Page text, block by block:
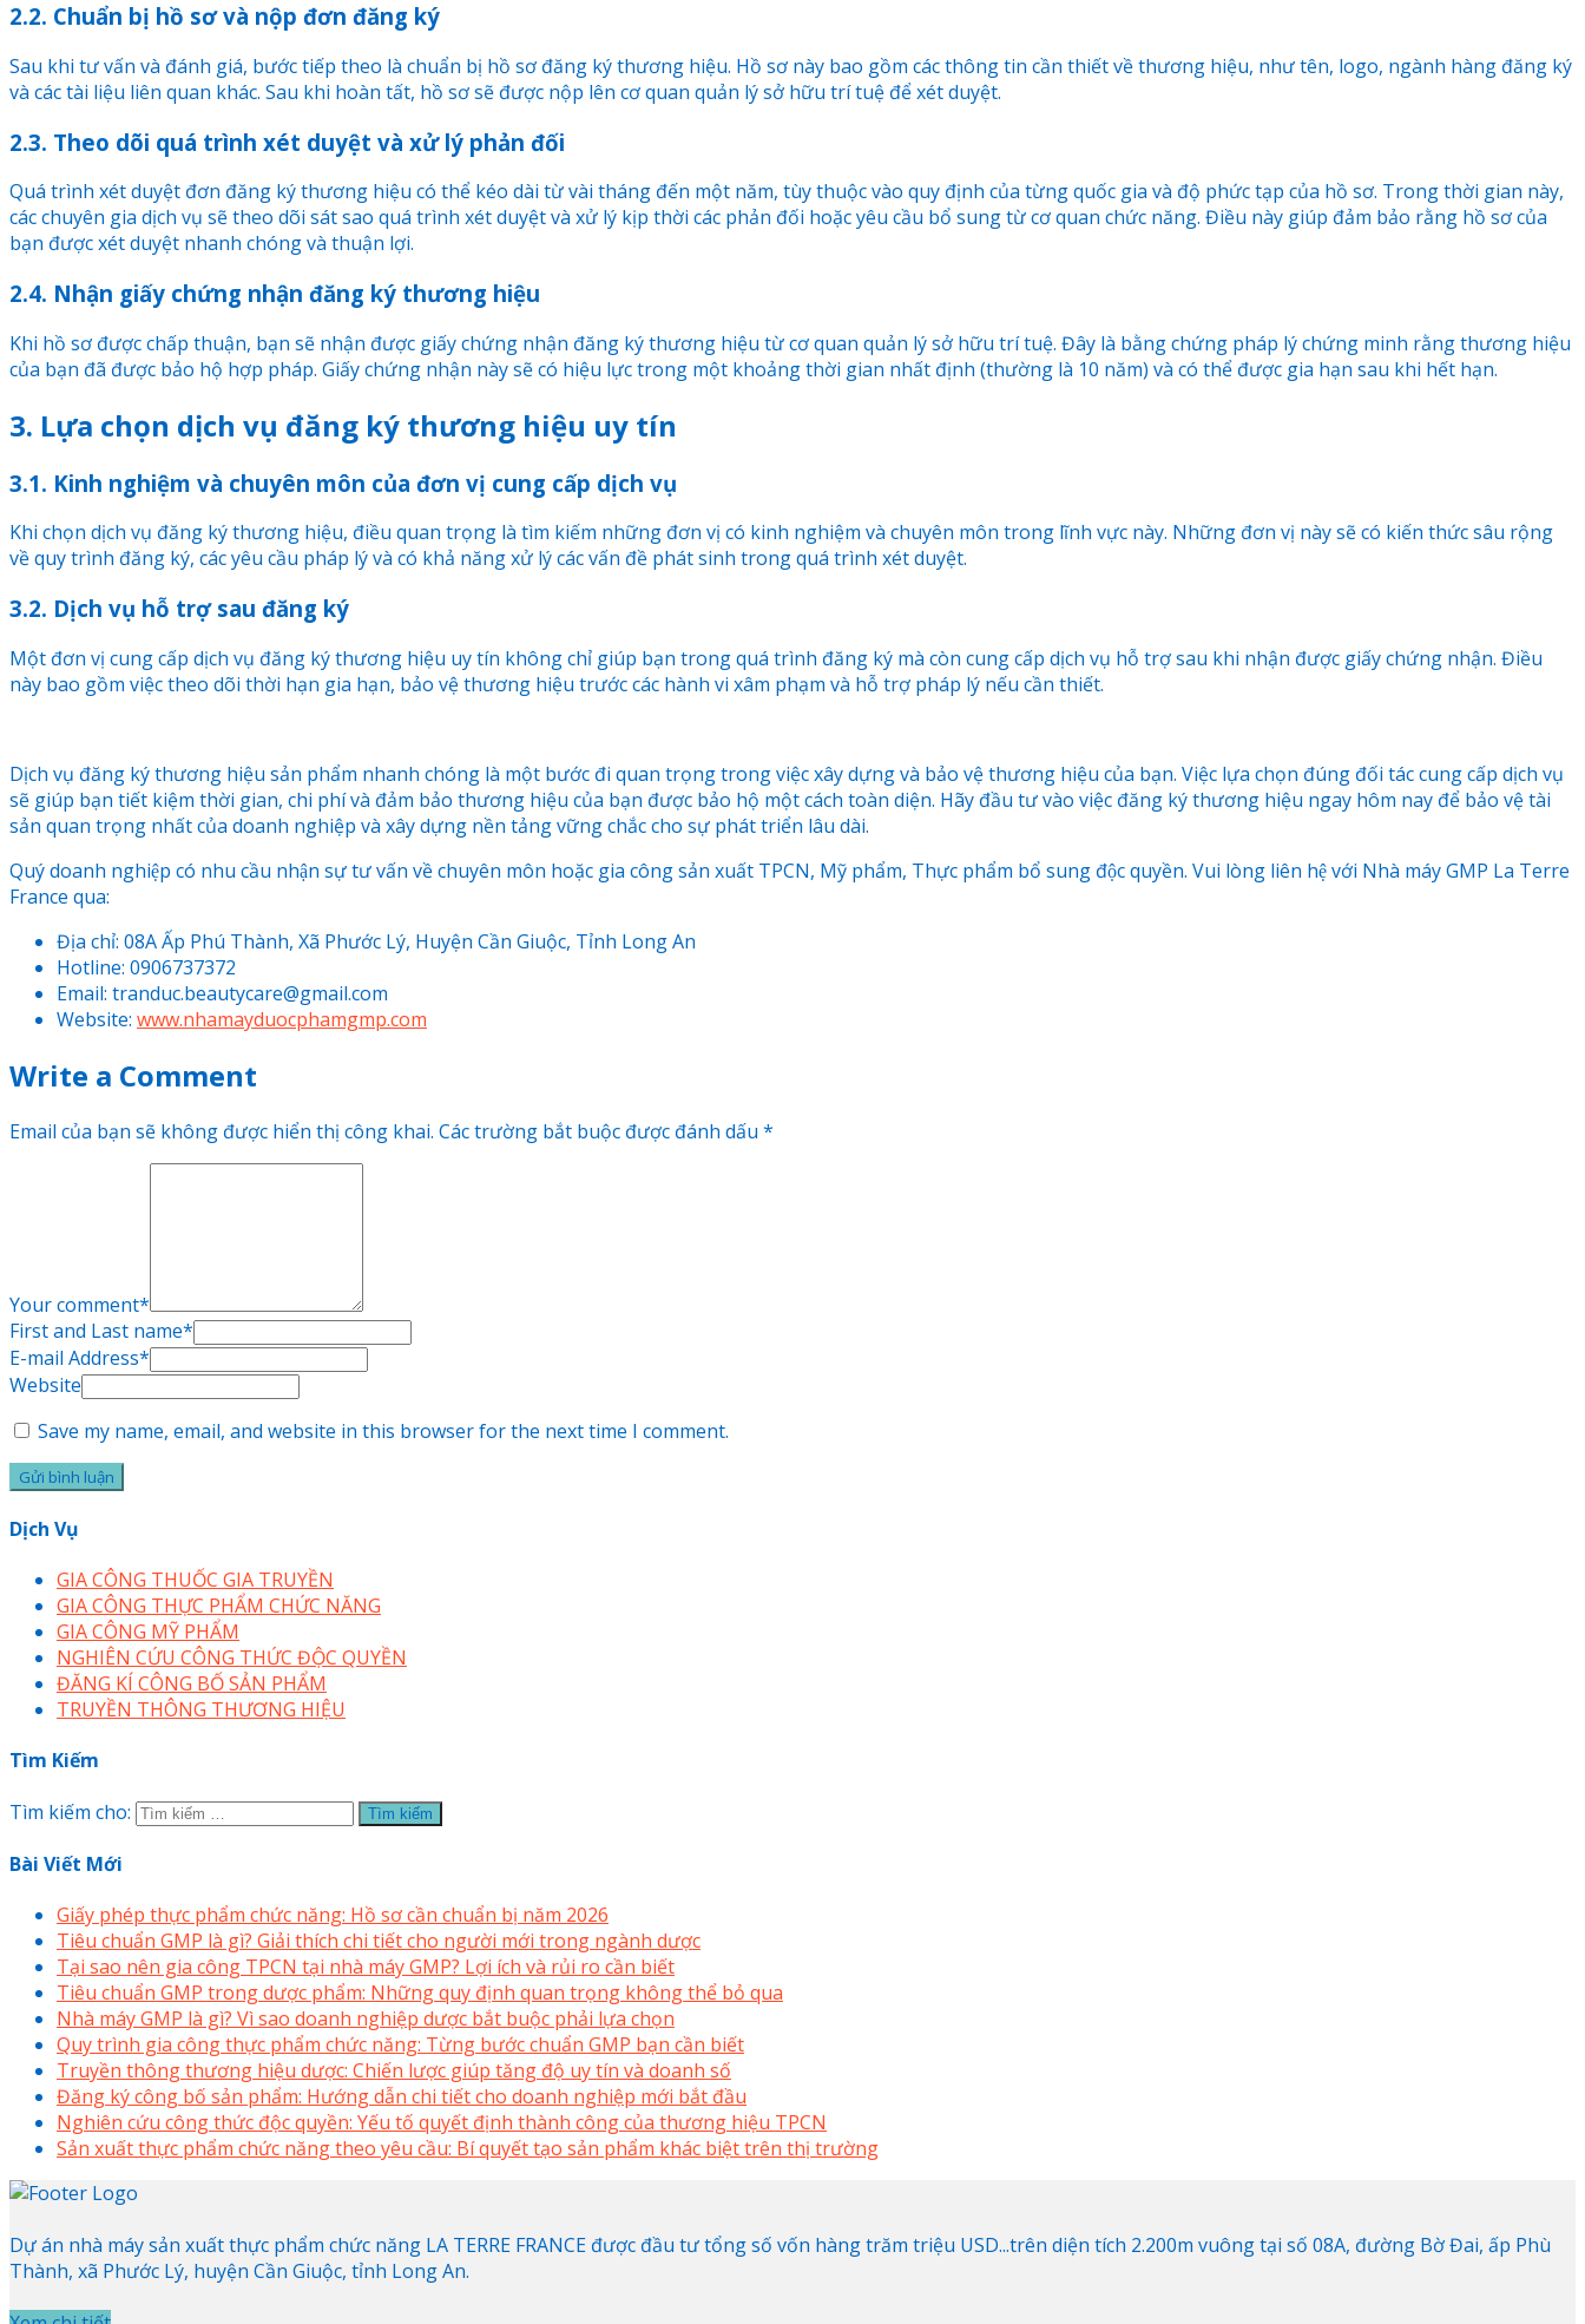
2.2. Chuẩn bị hồ sơ và nộp đơn đăng ký
Sau khi tư vấn và đánh giá, bước tiếp theo là chuẩn bị hồ sơ đăng ký thương hiệu. Hồ sơ này bao gồm các thông tin cần thiết về thương hiệu, như tên, logo, ngành hàng đăng ký
và các tài liệu liên quan khác. Sau khi hoàn tất, hồ sơ sẽ được nộp lên cơ quan quản lý sở hữu trí tuệ để xét duyệt.
2.3. Theo dõi quá trình xét duyệt và xử lý phản đối
Quá trình xét duyệt đơn đăng ký thương hiệu có thể kéo dài từ vài tháng đến một năm, tùy thuộc vào quy định của từng quốc gia và độ phức tạp của hồ sơ. Trong thời gian này,
các chuyên gia dịch vụ sẽ theo dõi sát sao quá trình xét duyệt và xử lý kịp thời các phản đối hoặc yêu cầu bổ sung từ cơ quan chức năng. Điều này giúp đảm bảo rằng hồ sơ của
bạn được xét duyệt nhanh chóng và thuận lợi.
2.4. Nhận giấy chứng nhận đăng ký thương hiệu
Khi hồ sơ được chấp thuận, bạn sẽ nhận được giấy chứng nhận đăng ký thương hiệu từ cơ quan quản lý sở hữu trí tuệ. Đây là bằng chứng pháp lý chứng minh rằng thương hiệu
của bạn đã được bảo hộ hợp pháp. Giấy chứng nhận này sẽ có hiệu lực trong một khoảng thời gian nhất định (thường là 10 năm) và có thể được gia hạn sau khi hết hạn.
3. Lựa chọn dịch vụ đăng ký thương hiệu uy tín
3.1. Kinh nghiệm và chuyên môn của đơn vị cung cấp dịch vụ
Khi chọn dịch vụ đăng ký thương hiệu, điều quan trọng là tìm kiếm những đơn vị có kinh nghiệm và chuyên môn trong lĩnh vực này. Những đơn vị này sẽ có kiến thức sâu rộng
về quy trình đăng ký, các yêu cầu pháp lý và có khả năng xử lý các vấn đề phát sinh trong quá trình xét duyệt.
3.2. Dịch vụ hỗ trợ sau đăng ký
Một đơn vị cung cấp dịch vụ đăng ký thương hiệu uy tín không chỉ giúp bạn trong quá trình đăng ký mà còn cung cấp dịch vụ hỗ trợ sau khi nhận được giấy chứng nhận. Điều
này bao gồm việc theo dõi thời hạn gia hạn, bảo vệ thương hiệu trước các hành vi xâm phạm và hỗ trợ pháp lý nếu cần thiết.
Dịch vụ đăng ký thương hiệu sản phẩm nhanh chóng là một bước đi quan trọng trong việc xây dựng và bảo vệ thương hiệu của bạn. Việc lựa chọn đúng đối tác cung cấp dịch vụ
sẽ giúp bạn tiết kiệm thời gian, chi phí và đảm bảo thương hiệu của bạn được bảo hộ một cách toàn diện. Hãy đầu tư vào việc đăng ký thương hiệu ngay hôm nay để bảo vệ tài
sản quan trọng nhất của doanh nghiệp và xây dựng nền tảng vững chắc cho sự phát triển lâu dài.
Quý doanh nghiệp có nhu cầu nhận sự tư vấn về chuyên môn hoặc gia công sản xuất TPCN, Mỹ phẩm, Thực phẩm bổ sung độc quyền. Vui lòng liên hệ với Nhà máy GMP La Terre
France qua:
Địa chỉ: 08A Ấp Phú Thành, Xã Phước Lý, Huyện Cần Giuộc, Tỉnh Long An
Hotline: 0906737372
Email: tranduc.beautycare@gmail.com
Website: www.nhamayduocphamgmp.com
Write a Comment
Email của bạn sẽ không được hiển thị công khai. Các trường bắt buộc được đánh dấu *
Your comment*
First and Last name*
E-mail Address*
Website
Save my name, email, and website in this browser for the next time I comment.
Dịch Vụ
GIA CÔNG THUỐC GIA TRUYỀN
GIA CÔNG THỰC PHẨM CHỨC NĂNG
GIA CÔNG MỸ PHẨM
NGHIÊN CỨU CÔNG THỨC ĐỘC QUYỀN
ĐĂNG KÍ CÔNG BỐ SẢN PHẨM
TRUYỀN THÔNG THƯƠNG HIỆU
Tìm Kiếm
Tìm kiếm cho:
Bài Viết Mới
Giấy phép thực phẩm chức năng: Hồ sơ cần chuẩn bị năm 2026
Tiêu chuẩn GMP là gì? Giải thích chi tiết cho người mới trong ngành dược
Tại sao nên gia công TPCN tại nhà máy GMP? Lợi ích và rủi ro cần biết
Tiêu chuẩn GMP trong dược phẩm: Những quy định quan trọng không thể bỏ qua
Nhà máy GMP là gì? Vì sao doanh nghiệp dược bắt buộc phải lựa chọn
Quy trình gia công thực phẩm chức năng: Từng bước chuẩn GMP bạn cần biết
Truyền thông thương hiệu dược: Chiến lược giúp tăng độ uy tín và doanh số
Đăng ký công bố sản phẩm: Hướng dẫn chi tiết cho doanh nghiệp mới bắt đầu
Nghiên cứu công thức độc quyền: Yếu tố quyết định thành công của thương hiệu TPCN
Sản xuất thực phẩm chức năng theo yêu cầu: Bí quyết tạo sản phẩm khác biệt trên thị trường
Dự án nhà máy sản xuất thực phẩm chức năng LA TERRE FRANCE được đầu tư tổng số vốn hàng trăm triệu USD...trên diện tích 2.200m vuông tại số 08A, đường Bờ Đai, ấp Phù
Thành, xã Phước Lý, huyện Cần Giuộc, tỉnh Long An.